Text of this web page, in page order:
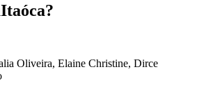
Itaóca?
Oliveira, Elaine Christine, Dirce